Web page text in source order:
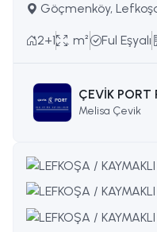
Göçmenköy,
2+1 . m² Ful Eşyalı
ÇEVİK PORT
Melisa Çevik